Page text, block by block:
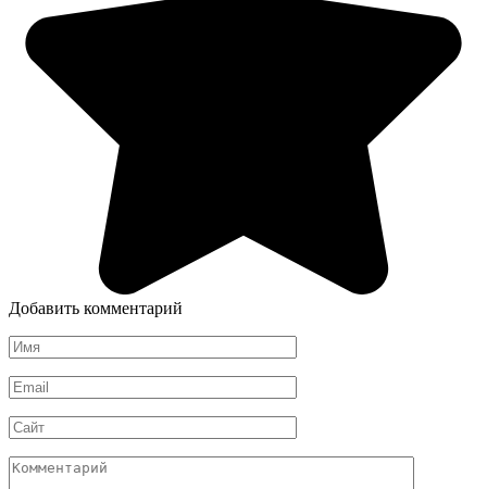
Добавить комментарий
Имя
*
Email
*
Сайт
Комментарий